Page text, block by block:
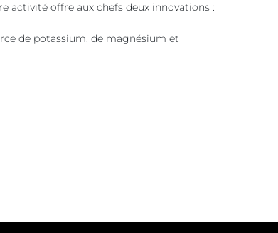
activité offre aux chefs deux innovations :
de potassium, de magnésium et